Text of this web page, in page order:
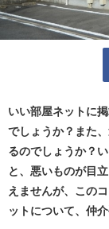
いい部屋ネットに
でしょうか？また
るのでしょうか？
と、悪いものが目
えませんが、この
ットについて、仲